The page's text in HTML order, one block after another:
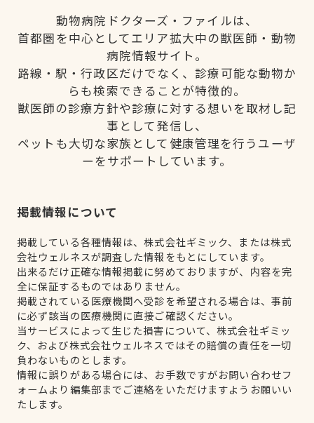
動物病院ドクターズ・ファイルは、
首都圏を中心としてエリア拡大中の獣医師・動物
病院情報サイト。
路線・駅・行政区だけでなく、診療可能な動物か
らも検索できることが特徴的。
獣医師の診療方針や診療に対する想いを取材し記
事として発信し、
ペットも大切な家族として健康管理を行うユーザ
ーをサポートしています。
掲載情報について
掲載している各種情報は、株式会社ギミック、または株式
会社ウェルネスが調査した情報をもとにしています。
出来るだけ正確な情報掲載に努めておりますが、内容を完
全に保証するものではありません。
掲載されている医療機関へ受診を希望される場合は、事前
に必ず該当の医療機関に直接ご確認ください。
当サービスによって生じた損害について、株式会社ギミッ
ク、および株式会社ウェルネスではその賠償の責任を一切
負わないものとします。
情報に誤りがある場合には、お手数ですがお問い合わせフ
ォームより編集部までご連絡をいただけますようお願いい
たします。